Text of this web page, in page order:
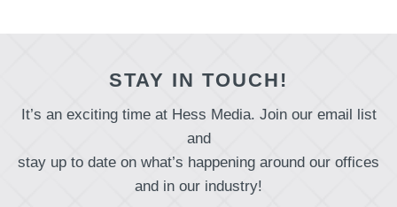
STAY IN TOUCH!
It’s an exciting time at Hess Media. Join our email list
and
stay up to date on what’s happening around our offices
and in our industry!